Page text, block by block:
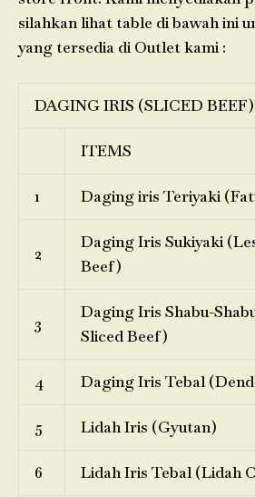
silahkan lihat table di bawah ini
yang tersedia di Outlet kami :
DAGING IRIS (SLICED BEEF)
ITEMS
1 Daging iris Teriyaki
2
Daging Iris Sukiyaki
Beef)
3
Daging Iris Shabu-
Sliced Beef)
4 Daging Iris Tebal
5 Lidah Iris (Gyutan)
6 Lidah Iris Tebal (Lidah